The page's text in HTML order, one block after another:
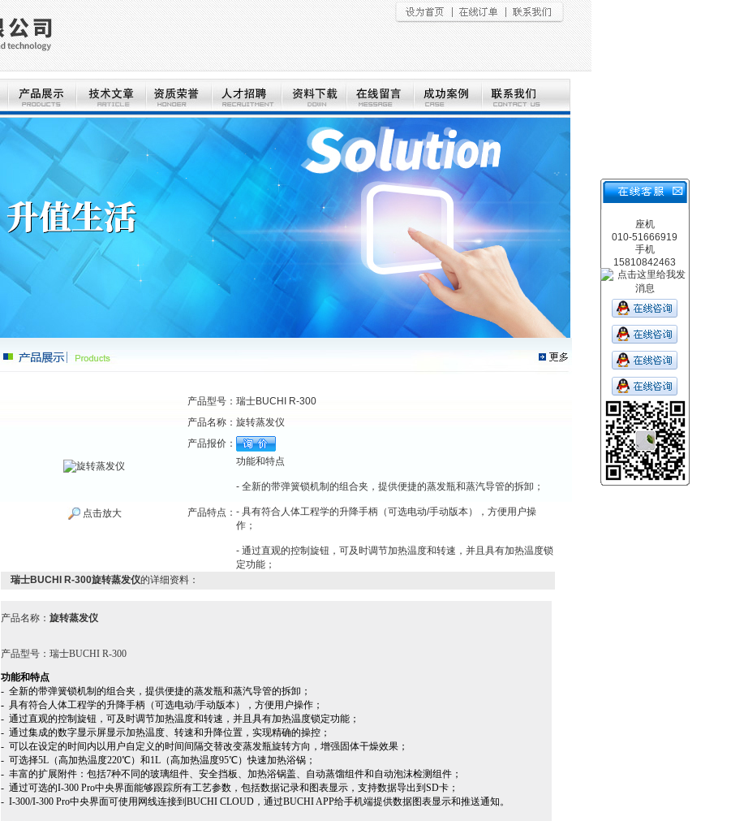
座机
010-51666919
手机
15810842463
点击放大
产品型号： 瑞士BUCHI R-300
产品名称： 旋转蒸发仪
产品报价：
产品特点：
功能和特点
- 全新的带弹簧锁机制的组合夹，提供便捷的蒸发瓶和蒸汽导管的拆卸；
- 具有符合人体工程学的升降手柄（可选电动/手动版本），方便用户操
作；
- 通过直观的控制旋钮，可及时调节加热温度和转速，并且具有加热温度锁
定功能；
瑞士BUCHI R-300旋转蒸发仪的详细资料：
产品名称： 旋转蒸发仪
产品型号：瑞士BUCHI R-300
功能和特点
- 全新的带弹簧锁机制的组合夹，提供便捷的蒸发瓶和蒸汽导管的拆卸；
- 具有符合人体工程学的升降手柄（可选电动/手动版本），方便用户操作；
- 通过直观的控制旋钮，可及时调节加热温度和转速，并且具有加热温度锁定功能；
- 通过集成的数字显示屏显示加热温度、转速和升降位置，实现精确的操控；
- 可以在设定的时间内以用户自定义的时间间隔交替改变蒸发瓶旋转方向，增强固体干燥效果；
- 可选择5L（高加热温度220℃）和1L（高加热温度95℃）快速加热浴锅；
- 丰富的扩展附件：包括7种不同的玻璃组件、安全挡板、加热浴锅盖、自动蒸馏组件和自动泡沫检测组件；
- 通过可选的I-300 Pro中央界面能够跟踪所有工艺参数，包括数据记录和图表显示，支持数据导出到SD卡；
- I-300/I-300 Pro中央界面可使用网线连接到BUCHI CLOUD，通过BUCHI APP给手机端提供数据图表显示和推送通知。